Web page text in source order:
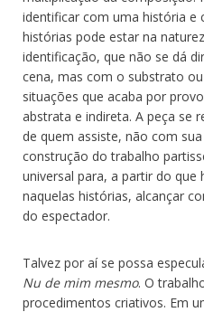
identificar com uma história e
histórias pode estar na
identificação, que não se dá
cena, mas com o substrato
situações que acaba por
abstrata e indireta. A peça se
de quem assiste, não com
construção do trabalho
universal para, a partir do que
naquelas histórias, alcançar
do espectador.
Talvez por aí se possa
Nu de mim mesmo. O
procedimentos criativos. Em